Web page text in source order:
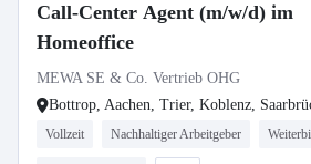
Call-Center Agent (m/w/d) im
Homeoffice
MEWA SE & Co. Vertrieb OHG
Bottrop, Aachen, Trier, Koblenz,
Vollzeit Nachhaltiger Arbeitgeber